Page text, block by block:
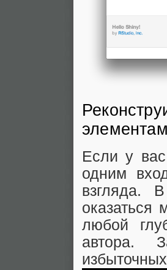
Если у
одним
взгляда.
оказаться
любой
автора.